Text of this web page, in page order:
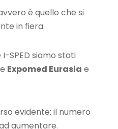
è quello che si
in fiera.
SPED siamo stati
Expomed Eurasia e
evidente: il numero
aumentare.